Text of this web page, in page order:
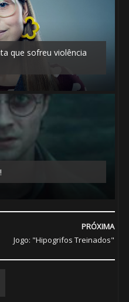
que sofreu violência
PRÓXIMA
Jogo: "Hipogrifos Treinados"
🎈
⚡
🎂